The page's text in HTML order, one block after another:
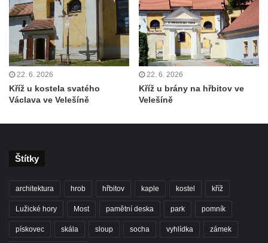
Kříž u severní zdi kostela Nalezení svatého
Kříže ve Frýdlantu
Kříž na Křížové cestě na Křížovém vrchu ve
Frýdlantu
Centrální kříž hřbitova ve Sloupu v Čechách
Kříž u koryta náhonu na Chřibské Kamenici
Kříž na zahradě u domu ev. č. 11 v
22. 6. 2026
Kříž u kostela svatého
Václava ve Velešíně
22. 6. 2026
Kříž u brány na hřbitov ve
Velešíně
Štítky
architektura hrob hřbitov kaple kostel kříž
Lužické hory Most pamětní deska park pomník
pískovec skála sloup socha vyhlídka zámek